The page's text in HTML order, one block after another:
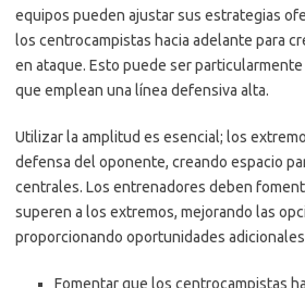
equipos pueden ajustar sus estrategias
los centrocampistas hacia adelante para
en ataque. Esto puede ser
que emplean una línea defensiva alta.
Utilizar la amplitud es esencial; los
defensa del oponente, creando espacio
centrales. Los entrenadores deben
superen a los extremos, mejorando las
proporcionando oportunidades
Fomentar que los centrocampistas